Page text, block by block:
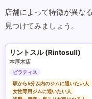
店舗によって特徴が異な
見つけてみましょう。
リントスル (Rintosull)
本厚木店
ピラティス
駅から5分以内のジムに通いたい人
女性専用ジムに通いたい人